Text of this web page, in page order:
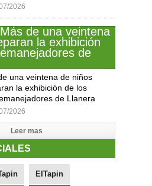
2026
una veintena de niños
la exhibición de los
de Llanera
2026
Leer mas
ElTapin